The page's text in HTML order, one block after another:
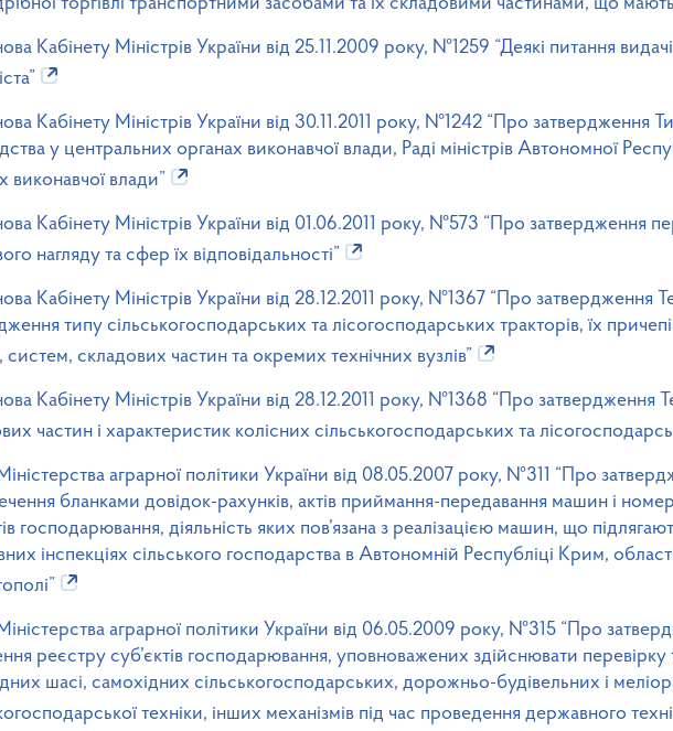
Кабінету Міністрів України від 25.11.2009 року, №1259 “Деякі питання
Кабінету Міністрів України від 30.11.2011 року, №1242 “Про затвердження
у центральних органах виконавчої влади, Раді міністрів Автономної
виконавчої влади”
Кабінету Міністрів України від 01.06.2011 року, №573 “Про затвердження
нагляду та сфер їх відповідальності”
Кабінету Міністрів України від 28.12.2011 року, №1367 “Про затвердження
типу сільськогосподарських та лісогосподарських тракторів, їх
складових частин та окремих технічних вузлів”
Кабінету Міністрів України від 28.12.2011 року, №1368 “Про затвердження
частин і характеристик колісних сільськогосподарських та
аграрної політики України від 08.05.2007 року, №311 “Про
бланками довідок-рахунків, актів приймання-передавання машин і
господарювання, діяльність яких пов’язана з реалізацією машин, що
інспекціях сільського господарства в Автономній Республіці Крим,
аграрної політики України від 06.05.2009 року, №315 “Про
реєстру суб’єктів господарювання, уповноважених здійснювати перевірку
шасі, самохідних сільськогосподарських, дорожньо-будівельних і
техніки, інших механізмів під час проведення державного